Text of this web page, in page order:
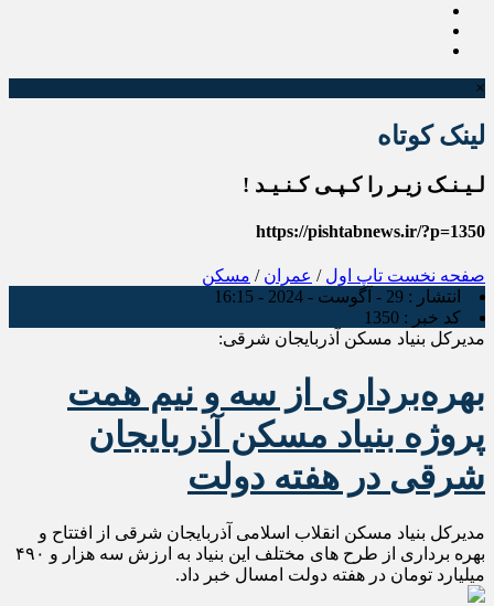
×
لینک کوتاه
لـیـنـک زیـر را کـپـی کـنـیـد !
https://pishtabnews.ir/?p=1350
صفحه نخست تاپ اول / عمران / مسکن
انتشار : 29 - آگوست - 2024 - 16:15
کد خبر : 1350
مدیرکل بنیاد مسکن آذربایجان شرقی:
بهره‌برداری از سه و‌ نیم همت
پروژه بنیاد مسکن آذربایجان
شرقی در‌ هفته‌ دولت
مدیرکل بنیاد مسکن انقلاب اسلامی آذربایجان شرقی از افتتاح و
بهره برداری از طرح های مختلف این بنیاد‌ به ارزش سه هزار و ۴۹۰
میلیارد تومان در هفته دولت امسال خبر داد.